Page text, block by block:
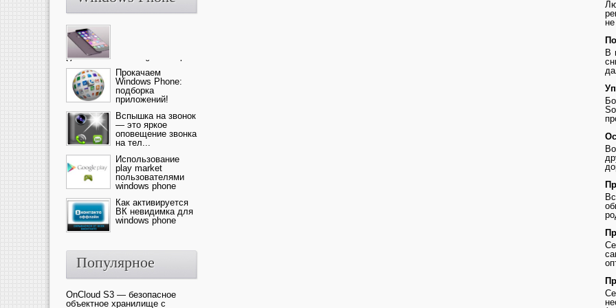
Ультрасовременный смартфон
— это новика от компании Ap...
Прокачаем
Windows Phone:
подборка
приложений!
Вспышка на звонок
— это яркое
оповещение звонка
на тел...
Использование
play market
пользователями
windows phone
Как активируется
ВК невидимка для
windows phone
Популярное
OnCloud S3 — безопасное
объектное хранилище с
В